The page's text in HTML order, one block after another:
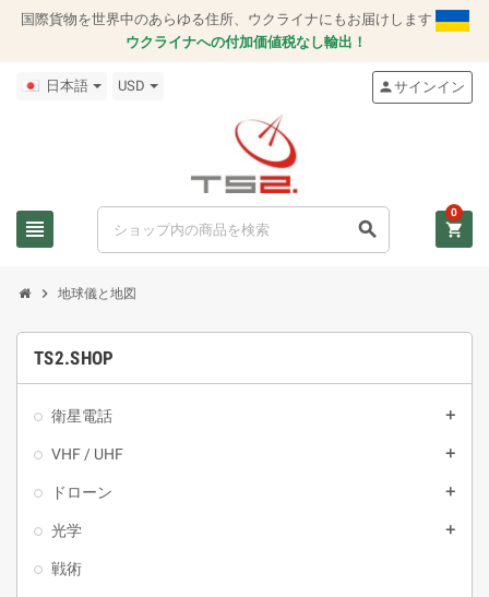
国際貨物を世界中のあらゆる住所、ウクライナにもお届けします
ウクライナへの付加価値税なし輸出！
日本語 USD
view_headline search
personサインイン
shopping_cart
0
chevron_right 地球儀と地図
TS2.SHOP
衛星電話 add
VHF / UHF add
ドローン add
光学 add
戦術